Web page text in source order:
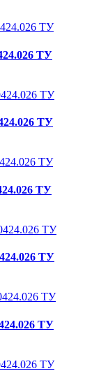
ТУ
ТУ
ТУ
ТУ
ТУ